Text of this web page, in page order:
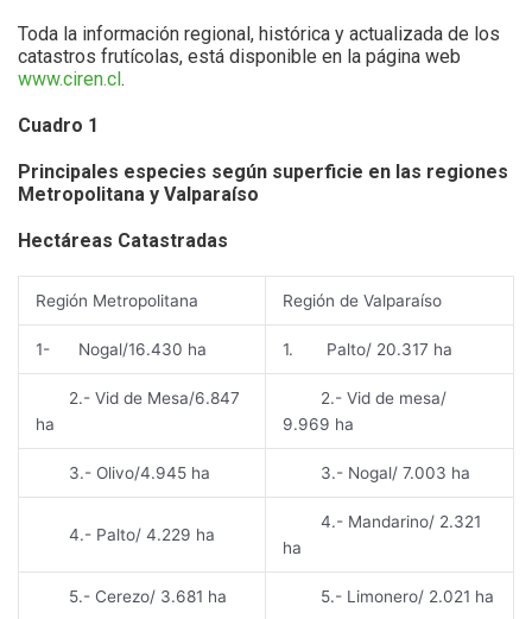
Toda la información regional, histórica y actualizada de los
catastros frutícolas, está disponible en la página web
www.ciren.cl.
Cuadro 1
Principales especies según superficie en las regiones
Metropolitana y Valparaíso
Hectáreas Catastradas
Región Metropolitana Región de Valparaíso
1- Nogal/16.430 ha 1. Palto/ 20.317 ha
2.- Vid de Mesa/6.847
ha
2.- Vid de mesa/
9.969 ha
3.- Olivo/4.945 ha 3.- Nogal/ 7.003 ha
4.- Palto/ 4.229 ha
4.- Mandarino/ 2.321
ha
5.- Cerezo/ 3.681 ha 5.- Limonero/ 2.021 ha